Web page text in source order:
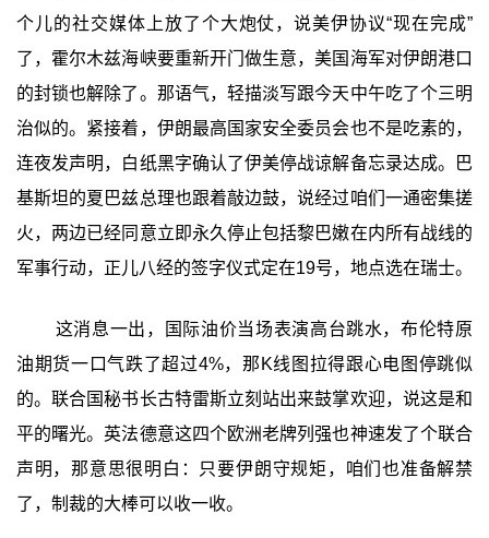
个儿的社交媒体上放了个大炮仗，说美伊协议“现在完成”
了，霍尔木兹海峡要重新开门做生意，美国海军对伊朗港口
的封锁也解除了。那语气，轻描淡写跟今天中午吃了个三明
治似的。紧接着，伊朗最高国家安全委员会也不是吃素的，
连夜发声明，白纸黑字确认了伊美停战谅解备忘录达成。巴
基斯坦的夏巴兹总理也跟着敲边鼓，说经过咱们一通密集搓
火，两边已经同意立即永久停止包括黎巴嫩在内所有战线的
军事行动，正儿八经的签字仪式定在19号，地点选在瑞士。
这消息一出，国际油价当场表演高台跳水，布伦特原
油期货一口气跌了超过4%，那K线图拉得跟心电图停跳似
的。联合国秘书长古特雷斯立刻站出来鼓掌欢迎，说这是和
平的曙光。英法德意这四个欧洲老牌列强也神速发了个联合
声明，那意思很明白：只要伊朗守规矩，咱们也准备解禁
了，制裁的大棒可以收一收。